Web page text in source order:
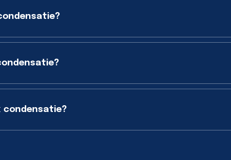
condensatie?